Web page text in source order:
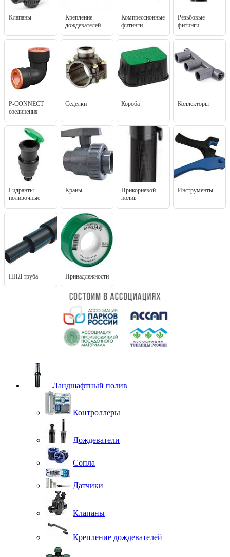
Клапаны
Крепление
дождевателей
Компрессионные
фитинги
Резьбовые
фитинги
P-CONNECT
соединения
Седелки Короба Коллекторы
Гидранты
поливочные
Краны
Прикорневой
полив
Инструменты
ПНД труба Принадлежности
Ландшафтный полив
Контроллеры
Дождеватели
Сопла
Датчики
Клапаны
Крепление дождевателей